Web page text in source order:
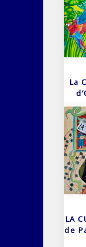
La
LA
de